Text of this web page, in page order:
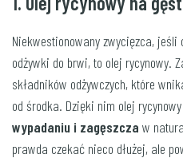
Niekwestionowany zwycięzca,
odżywki do brwi, to olej rycynowy.
składników odżywczych, które
od środka. Dzięki nim olej rycynowy
wypadaniu i zagęszcza w
prawda czekać nieco dłużej, ale